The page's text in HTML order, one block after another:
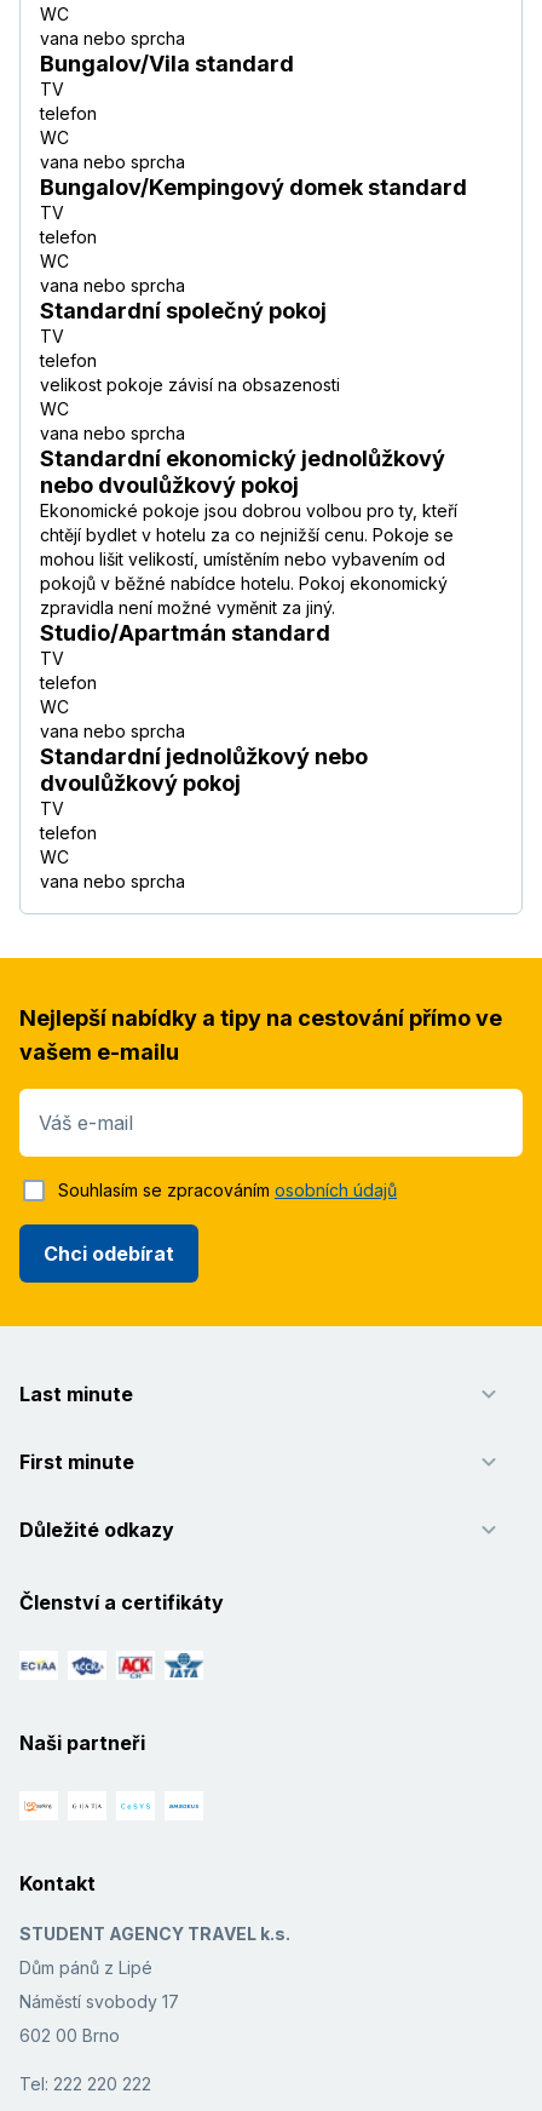
WC
vana nebo sprcha
Bungalov/Vila standard
TV
telefon
WC
vana nebo sprcha
Bungalov/Kempingový domek standard
TV
telefon
WC
vana nebo sprcha
Standardní společný pokoj
TV
telefon
velikost pokoje závisí na obsazenosti
WC
vana nebo sprcha
Standardní ekonomický jednolůžkový
nebo dvoulůžkový pokoj
Ekonomické pokoje jsou dobrou volbou pro ty, kteří
chtějí bydlet v hotelu za co nejnižší cenu. Pokoje se
mohou lišit velikostí, umístěním nebo vybavením od
pokojů v běžné nabídce hotelu. Pokoj ekonomický
zpravidla není možné vyměnit za jiný.
Studio/Apartmán standard
TV
telefon
WC
vana nebo sprcha
Standardní jednolůžkový nebo
dvoulůžkový pokoj
TV
telefon
WC
vana nebo sprcha
Nejlepší nabídky a tipy na cestování přímo ve
vašem e-mailu
Váš e-mail
Chci odebírat
Souhlasím se zpracováním osobních údajů
Last minute
First minute
Důležité odkazy
Členství a certifikáty
Naši partneři
Kontakt
STUDENT AGENCY TRAVEL k.s.
Dům pánů z Lipé
Náměstí svobody 17
602 00 Brno
Tel: 222 220 222